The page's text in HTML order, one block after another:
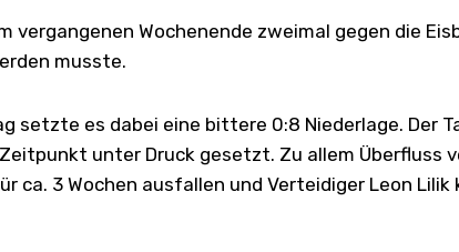
vergangenen Wochenende zweimal gegen die
musste.
setzte es dabei eine bittere 0:8 Niederlage. Der
unter Druck gesetzt. Zu allem Überfluss
ca. 3 Wochen ausfallen und Verteidiger Leon